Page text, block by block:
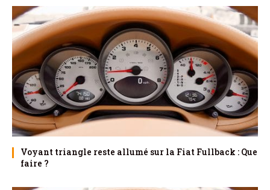
Voyant triangle reste allumé sur la Fiat Fullback : Que
faire ?